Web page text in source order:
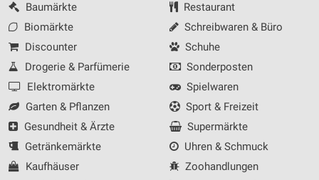
Baumärkte
Biomärkte
Discounter
Drogerie & Parfümerie
Elektromärkte
Garten & Pflanzen
Gesundheit & Ärzte
Getränkemärkte
Kaufhäuser
Restaurant
Schreibwaren & Büro
Schuhe
Sonderposten
Spielwaren
Sport & Freizeit
Supermärkte
Uhren & Schmuck
Zoohandlungen